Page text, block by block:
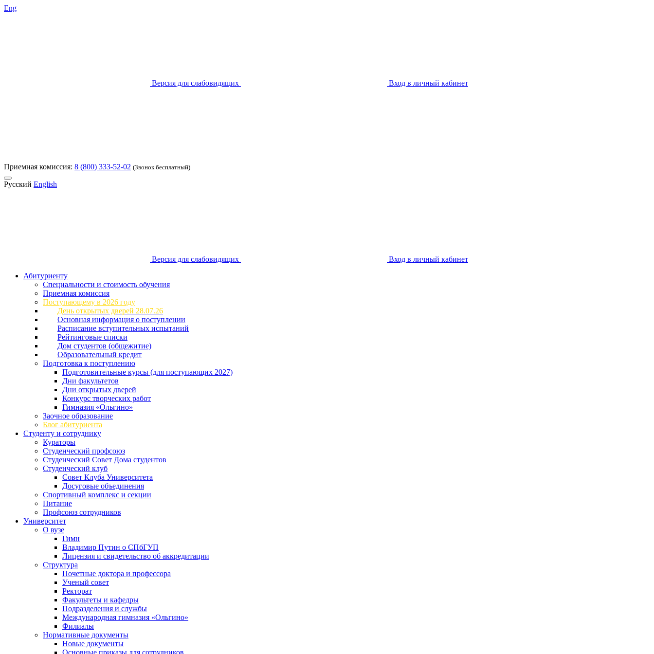
Eng
Версия для слабовидящих Вход в личный кабинет
Приемная комиссия: 8 (800) 333-52-02 (Звонок бесплатный)
Русский English
Версия для слабовидящих
Вход в личный кабинет
Абитуриенту
Специальности и стоимость обучения
Приемная комиссия
Поступающему в 2026 году
День открытых дверей 28.07.26
Основная информация о поступлении
Расписание вступительных испытаний
Рейтинговые списки
Дом студентов (общежитие)
Образовательный кредит
Подготовка к поступлению
Подготовительные курсы (для поступающих 2027)
Дни факультетов
Дни открытых дверей
Конкурс творческих работ
Гимназия «Ольгино»
Заочное образование
Блог абитуриента
Студенту и сотруднику
Кураторы
Студенческий профсоюз
Студенческий Совет Дома студентов
Студенческий клуб
Совет Клуба Университета
Досуговые объединения
Спортивный комплекс и секции
Питание
Профсоюз сотрудников
Университет
О вузе
Гимн
Владимир Путин о СПбГУП
Лицензия и свидетельство об аккредитации
Структура
Почетные доктора и профессора
Ученый совет
Ректорат
Факультеты и кафедры
Подразделения и службы
Международная гимназия «Ольгино»
Филиалы
Нормативные документы
Новые документы
Основные приказы для сотрудников